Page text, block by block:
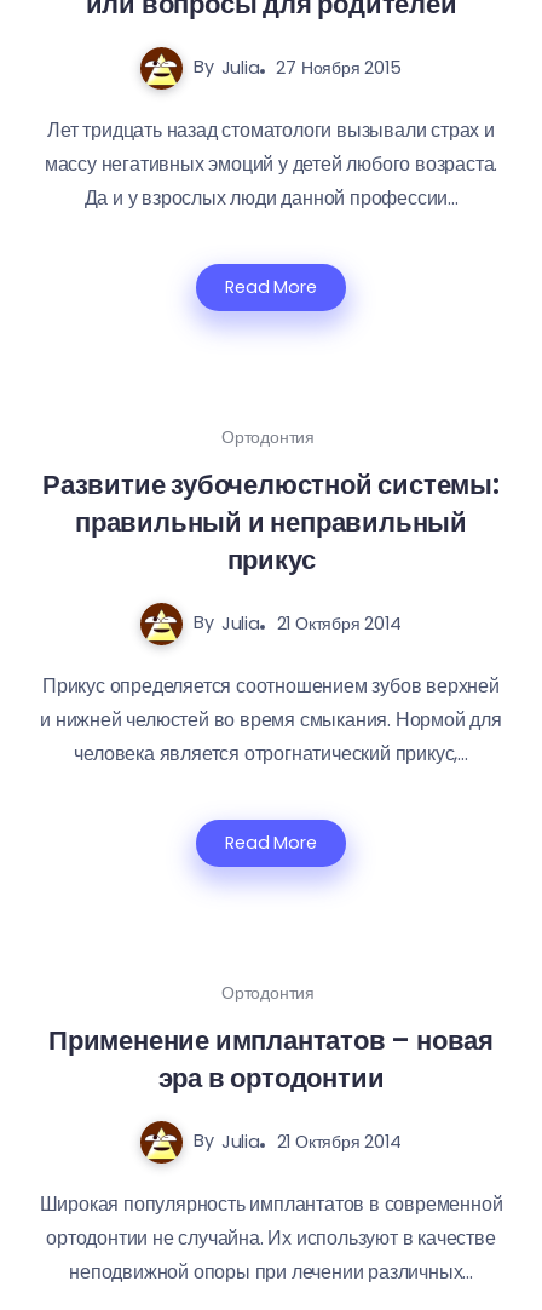
By Julia 27 Ноября 2015
Лет тридцать назад стоматологи вызывали страх и
массу негативных эмоций у детей любого возраста.
Да и у взрослых люди данной профессии...
Read More
Ортодонтия
Развитие зубочелюстной системы:
правильный и неправильный
прикус
By Julia 21 Октября 2014
Прикус определяется соотношением зубов верхней
и нижней челюстей во время смыкания. Нормой для
человека является отрогнатический прикус,...
Read More
Ортодонтия
Применение имплантатов – новая
эра в ортодонтии
By Julia 21 Октября 2014
Широкая популярность имплантатов в современной
ортодонтии не случайна. Их используют в качестве
неподвижной опоры при лечении различных...